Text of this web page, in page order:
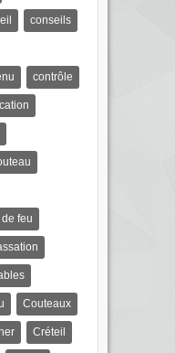
conseils
contrôle
feu
Couteaux
Créteil